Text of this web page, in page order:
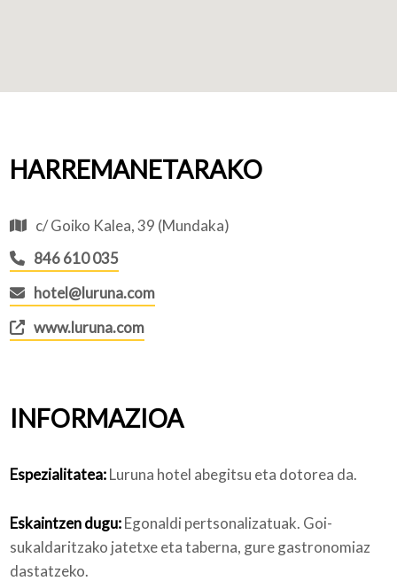
HARREMANETARAKO
c/ Goiko Kalea, 39 (Mundaka)
846 610 035
hotel@luruna.com
www.luruna.com
INFORMAZIOA
Espezialitatea:Luruna hotel abegitsu eta dotorea da.
Eskaintzen dugu:Egonaldi pertsonalizatuak. Goi-
sukaldaritzako jatetxe eta taberna, gure gastronomiaz
dastatzeko.